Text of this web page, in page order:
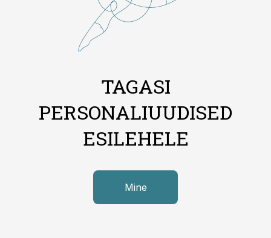
TAGASI
PERSONALIUUDISED
ESILEHELE
Mine